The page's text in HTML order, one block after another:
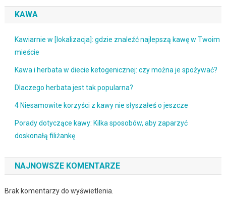
KAWA
Kawiarnie w [lokalizacja]: gdzie znaleźć najlepszą kawę w Twoim
mieście
Kawa i herbata w diecie ketogenicznej: czy można je spożywać?
Dlaczego herbata jest tak popularna?
4 Niesamowite korzyści z kawy nie słyszałeś o jeszcze
Porady dotyczące kawy: Kilka sposobów, aby zaparzyć
doskonałą filiżankę
NAJNOWSZE KOMENTARZE
Brak komentarzy do wyświetlenia.